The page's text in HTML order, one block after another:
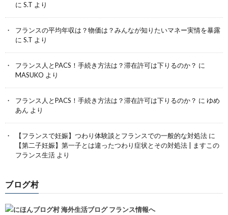
に S.T より
フランスの平均年収は？物価は？みんなが知りたいマネー実情を暴露
に S.T より
フランス人とPACS！手続き方法は？滞在許可は下りるのか？ に
MASUKO より
フランス人とPACS！手続き方法は？滞在許可は下りるのか？ に ゆめ
あん より
【フランスで妊娠】つわり体験談とフランスでの一般的な対処法 に
【第二子妊娠】第一子とは違ったつわり症状とその対処法 | ますこの
フランス生活 より
ブログ村